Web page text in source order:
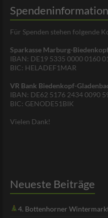
Spendeninformation
Für Spenden stehen folgende
Sparkasse Marburg-
IBAN: DE19 5335 0000 0160
BIC: HELADEF1MAR
VR Bank Biedenkopf-
IBAN: DE62 5176 2434 0090
BIC: GENODE51BIK
Vielen Dank!
Neueste Beiträge
4. Bottenhorner